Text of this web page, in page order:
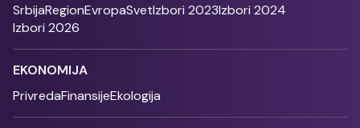
SrbijaRegionEvropaSvetIzbori 2023Izbori 2024
Izbori 2026
EKONOMIJA
PrivredaFinansijeEkologija